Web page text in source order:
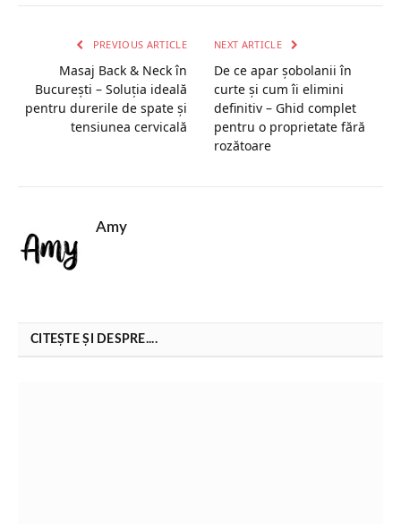
PREVIOUS ARTICLE
Masaj Back & Neck în
București – Soluția ideală
pentru durerile de spate și
tensiunea cervicală
NEXT ARTICLE
De ce apar șobolanii în
curte și cum îi elimini
definitiv – Ghid complet
pentru o proprietate fără
rozătoare
Amy
CITEȘTE ȘI DESPRE....